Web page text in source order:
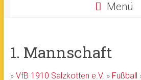
Menü
1. Mannschaft
» VfB 1910 Salzkotten e.V. » Fußball